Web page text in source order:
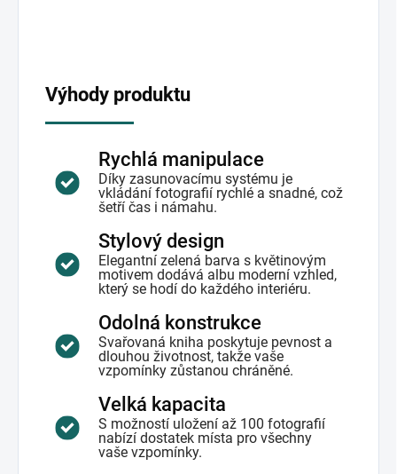
Výhody produktu
Rychlá manipulace
Díky zasunovacímu systému je
vkládání fotografií rychlé a snadné, což
šetří čas i námahu.
Stylový design
Elegantní zelená barva s květinovým
motivem dodává albu moderní vzhled,
který se hodí do každého interiéru.
Odolná konstrukce
Svařovaná kniha poskytuje pevnost a
dlouhou životnost, takže vaše
vzpomínky zůstanou chráněné.
Velká kapacita
S možností uložení až 100 fotografií
nabízí dostatek místa pro všechny
vaše vzpomínky.